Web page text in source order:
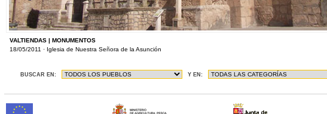
VALTIENDAS | MONUMENTOS
18/05/2011 · Iglesia de Nuestra Señora de la Asunción
BUSCAR EN: Y EN: